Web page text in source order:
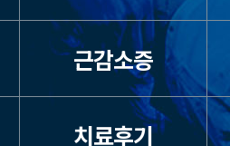
근감소증
치료후기